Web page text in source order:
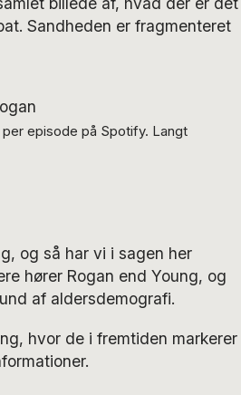
Sandheden er fragmenteret
episode på Spotify. Langt
og så har vi i sagen her
hører Rogan end Young, og
af aldersdemografi.
hvor de i fremtiden markerer